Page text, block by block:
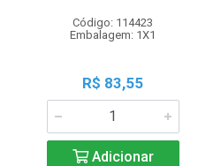
Código: 114423
Embalagem: 1X1
R$ 83,55
Adicionar